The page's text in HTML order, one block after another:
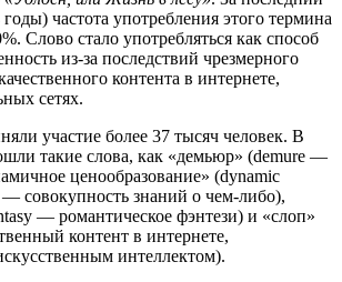
частота употребления этого термина
Слово стало употребляться как способ
из-за последствий чрезмерного
контента в интернете,
сетях.
участие более 37 тысяч человек. В
такие слова, как «демьюр» (demure —
ценообразование» (dynamic
совокупность знаний о чем-либо),
— романтическое фэнтези) и «слоп»
контент в интернете,
интеллектом).